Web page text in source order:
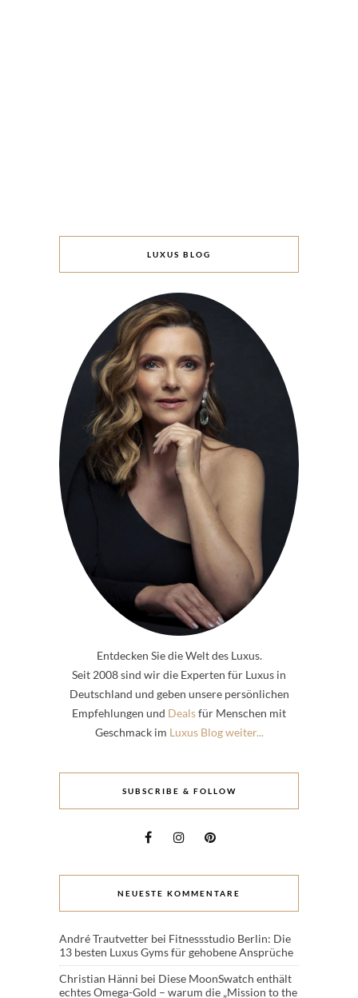
LUXUS BLOG
Entdecken Sie die Welt des Luxus.
Seit 2008 sind wir die Experten für Luxus in
Deutschland und geben unsere persönlichen
Empfehlungen und Dealsfür Menschen mit
Geschmack im Luxus Blog weiter...
SUBSCRIBE & FOLLOW
NEUESTE KOMMENTARE
André Trautvetter bei Fitnessstudio Berlin: Die
13 besten Luxus Gyms für gehobene Ansprüche
Christian Hänni bei Diese MoonSwatch enthält
echtes Omega-Gold – warum die „Mission to the